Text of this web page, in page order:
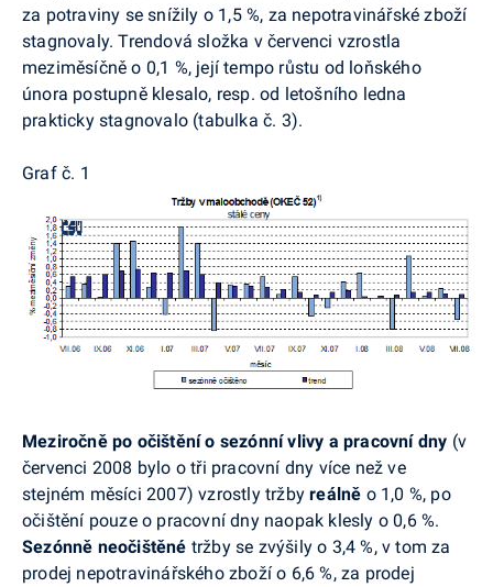
za potraviny se snížily o 1,5 %, za nepotravinářské zboží
stagnovaly. Trendová složka v červenci vzrostla
meziměsíčně o 0,1 %, její tempo růstu od loňského
února postupně klesalo, resp. od letošního ledna
prakticky stagnovalo (tabulka č. 3).
Graf č. 1
Meziročně po očištění o sezónní vlivy a pracovní dny (v
červenci 2008 bylo o tři pracovní dny více než ve
stejném měsíci 2007) vzrostly tržbyreálně o 1,0 %, po
očištění pouze o pracovní dny naopak klesly o 0,6 %.
Sezónně neočištěné tržby se zvýšily o 3,4 %, v tom za
prodej nepotravinářského zboží o 6,6 %, za prodej